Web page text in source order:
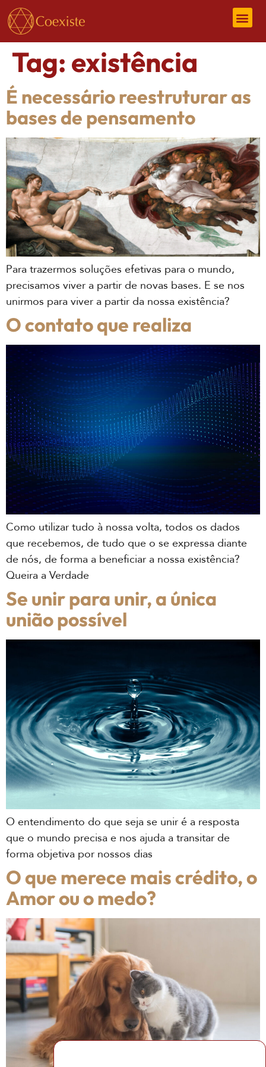
Tag: existência
É necessário reestruturar as
bases de pensamento
Para trazermos soluções efetivas para o mundo,
precisamos viver a partir de novas bases. E se nos
unirmos para viver a partir da nossa existência?
O contato que realiza
Como utilizar tudo à nossa volta, todos os dados
que recebemos, de tudo que o se expressa diante
de nós, de forma a beneficiar a nossa existência?
Queira a Verdade
Se unir para unir, a única
união possível
O entendimento do que seja se unir é a resposta
que o mundo precisa e nos ajuda a transitar de
forma objetiva por nossos dias
O que merece mais crédito, o
Amor ou o medo?